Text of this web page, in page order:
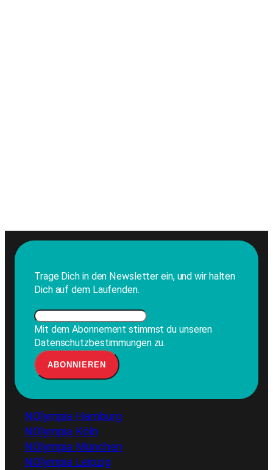
Trage Dich in den Newsletter ein, und wir halten
Dich auf dem Laufenden.
Mit dem Abonnement stimmst du unseren
Datenschutzbestimmungen zu.
NOlympia Hamburg
NOlympia Köln
NOlympia München
NOlympia Leipzig